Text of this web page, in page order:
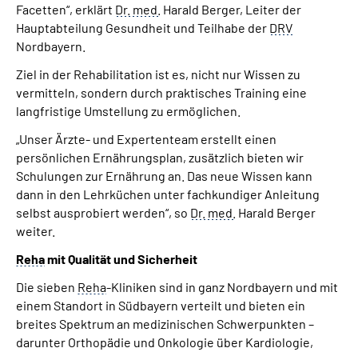
Facetten“, erklärt Dr. med. Harald Berger, Leiter der
Hauptabteilung Gesundheit und Teilhabe der DRV
Nordbayern.
Ziel in der Rehabilitation ist es, nicht nur Wissen zu
vermitteln, sondern durch praktisches Training eine
langfristige Umstellung zu ermöglichen.
„Unser Ärzte- und Expertenteam erstellt einen
persönlichen Ernährungsplan, zusätzlich bieten wir
Schulungen zur Ernährung an. Das neue Wissen kann
dann in den Lehrküchen unter fachkundiger Anleitung
selbst ausprobiert werden“, so Dr. med. Harald Berger
weiter.
Rehamit Qualität und Sicherheit
Die sieben Reha-Kliniken sind in ganz Nordbayern und mit
einem Standort in Südbayern verteilt und bieten ein
breites Spektrum an medizinischen Schwerpunkten –
darunter Orthopädie und Onkologie über Kardiologie,